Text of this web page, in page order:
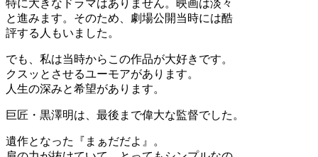
特に大きなドラマはありません。映画は淡々
と進みます。そのため、劇場公開当時には酷
評する人もいました。
でも、私は当時からこの作品が大好きです。
クスッとさせるユーモアがあります。
人生の深みと希望があります。
巨匠・黒澤明は、最後まで偉大な監督でした。
遺作となった『まぁだだよ』。